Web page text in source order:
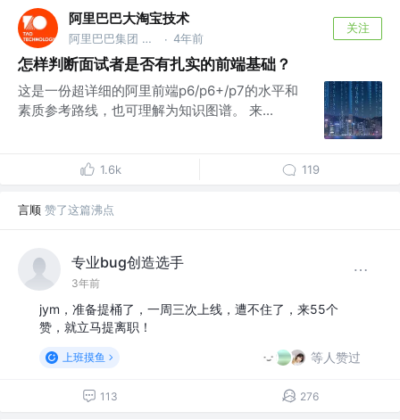
阿里巴巴大淘宝技术
阿里巴巴集团 @大淘宝技术，服务9亿用户，赋能各行业1000万商家，作为核心技术团队保障14次双十一购物狂欢节成功 · 4年前
关注
怎样判断面试者是否有扎实的前端基础？
这是一份超详细的阿里前端p6/p6+/p7的水平和
素质参考路线，也可理解为知识图谱。 来...
1.6k 119
言顺 赞了这篇沸点
专业bug创造选手
3年前
jym，准备提桶了，一周三次上线，遭不住了，来55个
赞，就立马提离职！
上班摸鱼 等人赞过
113 276